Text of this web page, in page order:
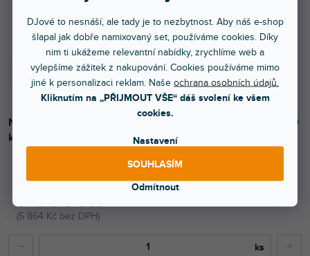
DJové to nesnáší, ale tady je to nezbytnost. Aby náš e-shop
šlapal jak dobře namixovaný set, používáme cookies. Díky
nim ti ukážeme relevantní nabídky, zrychlíme web a
vylepšíme zážitek z nakupování. Cookies používáme mimo
jiné k personalizaci reklam. Naše ochrana osobních údajů.
Kliknutím na „PŘIJMOUT VŠE“ dáš svolení ke všem
cookies.
Nastavení
Odmítnout
SOUHLASÍM
7 096 Kč
5 864 Kč bez DPH
Více jak týden
Nivtec zábradlí pro děti 35x110. Pozinkované,kapacita 100
kg/m, průměr trubky 33,7 mm.